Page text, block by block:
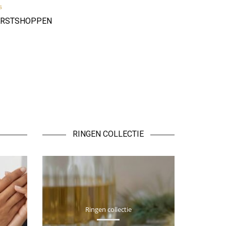
RINGEN COLLECTIE
Ringen collectie